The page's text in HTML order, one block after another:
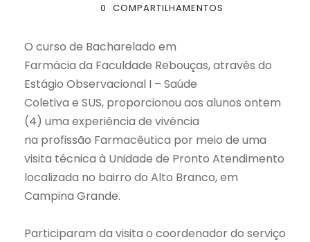
0 COMPARTILHAMENTOS
O curso de Bacharelado em
Farmácia da Faculdade Rebouças, através do
Estágio Observacional I – Saúde
Coletiva e SUS, proporcionou aos alunos ontem
(4) uma experiência de vivência
na profissão Farmacêutica por meio de uma
visita técnica à Unidade de Pronto Atendimento
localizada no bairro do Alto Branco, em
Campina Grande.
Participaram da visita o coordenador do serviço